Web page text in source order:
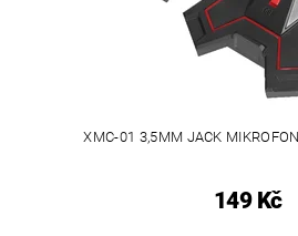
XMC-01 3,5MM JACK
149 Kč